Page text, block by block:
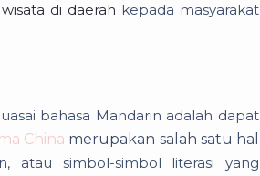
di daerah kepada masyarakat
bahasa Mandarin adalah dapat
China merupakan salah satu hal
atau simbol-simbol literasi yang